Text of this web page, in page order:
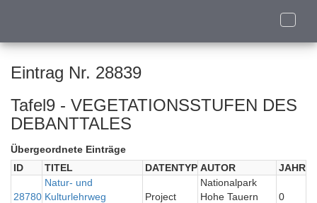
Toggle
Eintrag Nr. 28839
Tafel9 - VEGETATIONSSTUFEN DES
DEBANTTALES
Übergeordnete Einträge
ID
TITEL DATENTYP AUTOR JAHR
28780
Natur- und
Kulturlehrweg
Project
Nationalpark
Hohe Tauern
0